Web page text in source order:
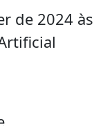
de 2024 às